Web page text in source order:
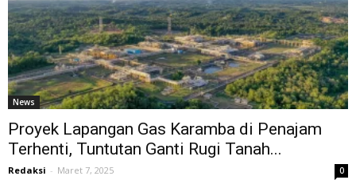
News
Proyek Lapangan Gas Karamba di Penajam
Terhenti, Tuntutan Ganti Rugi Tanah...
Redaksi - Maret 7, 2025 0